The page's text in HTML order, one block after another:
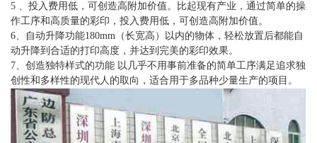
5 、投入费用低，可创造高附加价值。比起现有产业，通过简单的操
作工序和高质量的彩印，投入费用低，可创造高附加价值。
6、自动升降功能180mm（长宽高）以内的物体，轻松放置后都能自
动升降到合适的打印高度，并达到完美的彩印效果。
7、创造独特样式的功能 以几乎不用事前准备的简单工序满足追求独
创性和多样性的现代人的取向，适合用于多品种少量生产的项目。